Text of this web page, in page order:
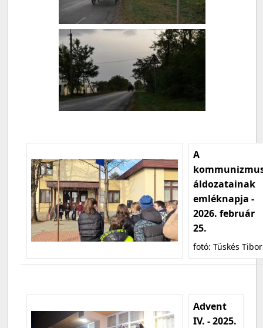
A
áldozatainak
emléknapja -
2026. február
25.
fotó: Tüskés Tibor
Advent
IV. - 2025.